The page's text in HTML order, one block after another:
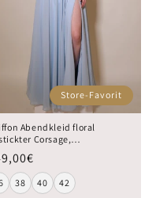
Store-Favorit
Abendkleid floral
Corsage,
und
hellblau
38 40 42